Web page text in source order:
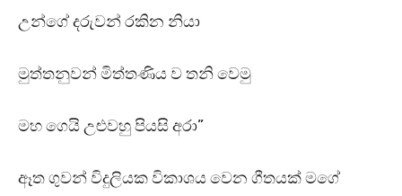
උන්ගේ දරුවන් රකින නියා
මුත්තනුවන් මිත්තණිය ව තනි වෙමු
මහ ගෙයි උළුවහු පියසි අරා”
ඈත ගුවන් විදුලියක විකාශය වෙන ගීතයක් මගේ